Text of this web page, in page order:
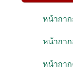
หน้ากา
หน้ากา
หน้ากาก